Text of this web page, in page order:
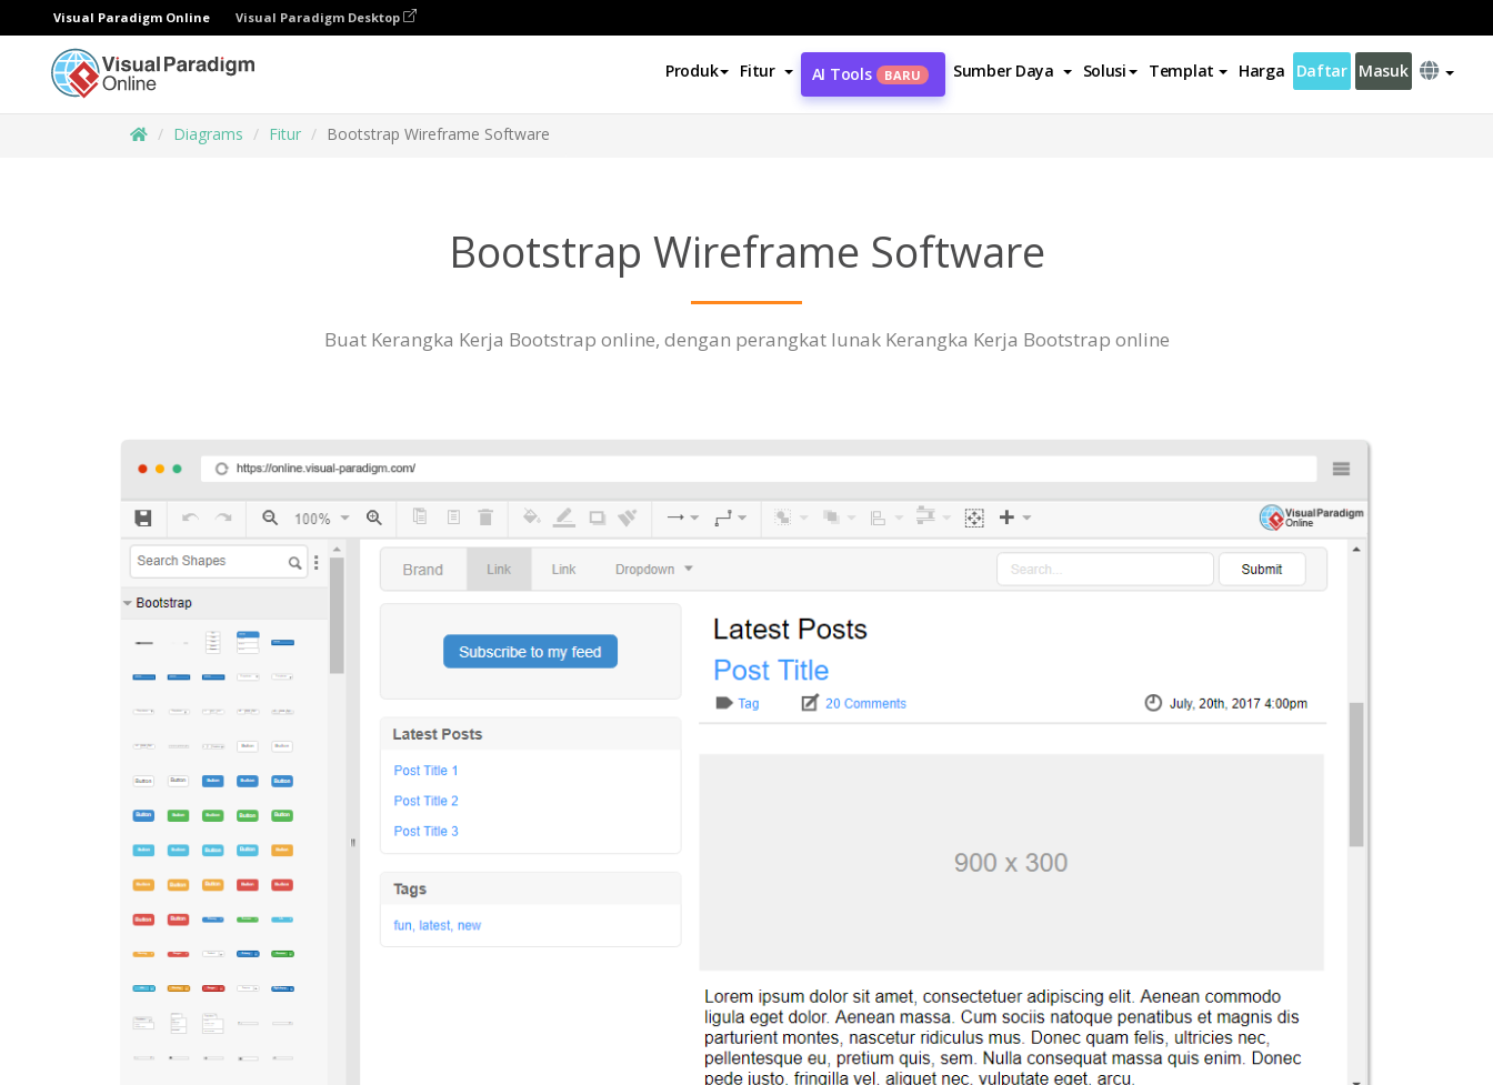
Visual Paradigm Online Visual Paradigm Desktop
Produk Fitur AI Tools BARU Sumber Daya Solusi Templat Harga Daftar Masuk
Diagrams Fitur Bootstrap Wireframe Software
Bootstrap Wireframe Software
Buat Kerangka Kerja Bootstrap online, dengan perangkat lunak Kerangka Kerja Bootstrap online